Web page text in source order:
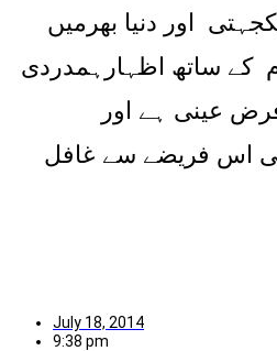
اور دنیا بھرمیں
کے ساتھ اظہارہمدردی
عینی ہے اور
اس فریضے سے غافل
July 18, 2014
9:38 pm